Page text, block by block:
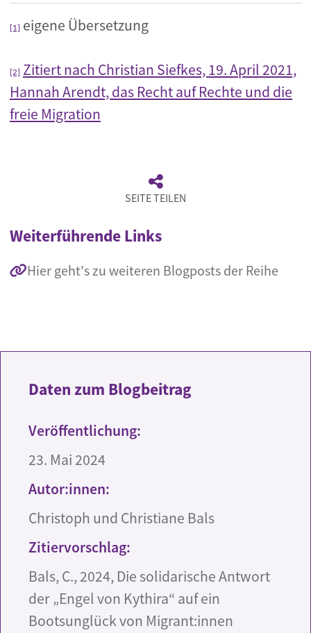
[1] eigene Übersetzung
[2] Zitiert nach Christian Siefkes, 19. April 2021,
Hannah Arendt, das Recht auf Rechte und die
freie Migration
SEITE TEILEN
Weiterführende Links
Hier geht's zu weiteren Blogposts der Reihe
Daten zum Blogbeitrag
Veröffentlichung:
23. Mai 2024
Autor:innen:
Christoph und Christiane Bals
Zitiervorschlag:
Bals, C., 2024, Die solidarische Antwort
der „Engel von Kythira“ auf ein
Bootsunglück von Migrant:innen